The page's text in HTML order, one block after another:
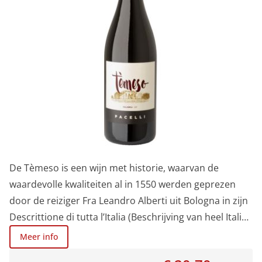
rood vlees, wild en oude kazen.
De Tèmeso is een wijn met historie, waarvan de
waardevolle kwaliteiten al in 1550 werden geprezen
door de reiziger Fra Leandro Alberti uit Bologna in zijn
Descrittione di tutta l’Italia (Beschrijving van heel Italië),
opgedragen aan Caterina de' Medici. Het door Alberti
genoemde Malvetto Castello-gebied, waar ook Tenute
Meer info